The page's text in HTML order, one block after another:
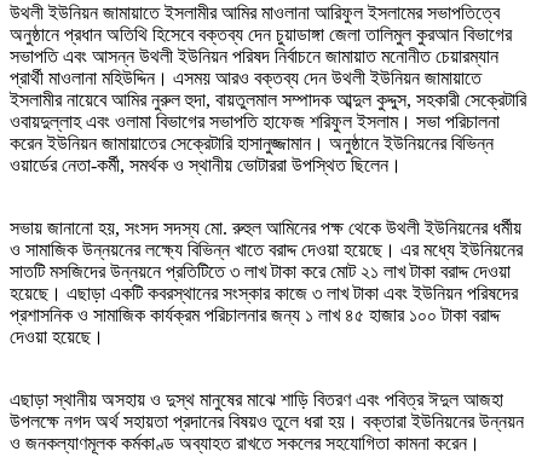
উথলী ইউনিয়ন জামায়াতে ইসলামীর আমির মাওলানা আরিফুল ইসলামের সভাপতিত্বে
অনুষ্ঠানে প্রধান অতিথি হিসেবে বক্তব্য দেন চুয়াডাঙ্গা জেলা তালিমুল কুরআন বিভাগের
সভাপতি এবং আসন্ন উথলী ইউনিয়ন পরিষদ নির্বাচনে জামায়াত মনোনীত চেয়ারম্যান
প্রার্থী মাওলানা মহিউদ্দিন। এসময় আরও বক্তব্য দেন উথলী ইউনিয়ন জামায়াতে
ইসলামীর নায়েবে আমির নুরুল হুদা, বায়তুলমাল সম্পাদক আব্দুল কুদ্দুস, সহকারী সেক্রেটারি
ওবায়দুল্লাহ এবং ওলামা বিভাগের সভাপতি হাফেজ শরিফুল ইসলাম। সভা পরিচালনা
করেন ইউনিয়ন জামায়াতের সেক্রেটারি হাসানুজ্জামান। অনুষ্ঠানে ইউনিয়নের বিভিন্ন
ওয়ার্ডের নেতা-কর্মী, সমর্থক ও স্থানীয় ভোটাররা উপস্থিত ছিলেন।
সভায় জানানো হয়, সংসদ সদস্য মো. রুহুল আমিনের পক্ষ থেকে উথলী ইউনিয়নের ধর্মীয়
ও সামাজিক উন্নয়নের লক্ষ্যে বিভিন্ন খাতে বরাদ্দ দেওয়া হয়েছে। এর মধ্যে ইউনিয়নের
সাতটি মসজিদের উন্নয়নে প্রতিটিতে ৩ লাখ টাকা করে মোট ২১ লাখ টাকা বরাদ্দ দেওয়া
হয়েছে। এছাড়া একটি কবরস্থানের সংস্কার কাজে ৩ লাখ টাকা এবং ইউনিয়ন পরিষদের
প্রশাসনিক ও সামাজিক কার্যক্রম পরিচালনার জন্য ১ লাখ ৪৫ হাজার ১০০ টাকা বরাদ্দ
দেওয়া হয়েছে।
এছাড়া স্থানীয় অসহায় ও দুস্থ মানুষের মাঝে শাড়ি বিতরণ এবং পবিত্র ঈদুল আজহা
উপলক্ষে নগদ অর্থ সহায়তা প্রদানের বিষয়ও তুলে ধরা হয়। বক্তারা ইউনিয়নের উন্নয়ন
ও জনকল্যাণমূলক কর্মকাণ্ড অব্যাহত রাখতে সকলের সহযোগিতা কামনা করেন।